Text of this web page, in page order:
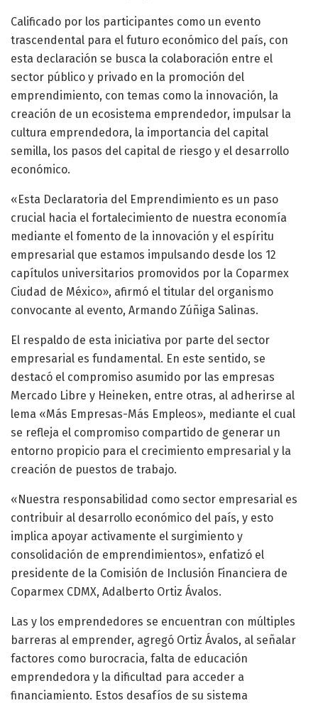
Calificado por los participantes como un evento
trascendental para el futuro económico del país, con
esta declaración se busca la colaboración entre el
sector público y privado en la promoción del
emprendimiento, con temas como la innovación, la
creación de un ecosistema emprendedor, impulsar la
cultura emprendedora, la importancia del capital
semilla, los pasos del capital de riesgo y el desarrollo
económico.
«Esta Declaratoria del Emprendimiento es un paso
crucial hacia el fortalecimiento de nuestra economía
mediante el fomento de la innovación y el espíritu
empresarial que estamos impulsando desde los 12
capítulos universitarios promovidos por la Coparmex
Ciudad de México», afirmó el titular del organismo
convocante al evento, Armando Zúñiga Salinas.
El respaldo de esta iniciativa por parte del sector
empresarial es fundamental. En este sentido, se
destacó el compromiso asumido por las empresas
Mercado Libre y Heineken, entre otras, al adherirse al
lema «Más Empresas-Más Empleos», mediante el cual
se refleja el compromiso compartido de generar un
entorno propicio para el crecimiento empresarial y la
creación de puestos de trabajo.
«Nuestra responsabilidad como sector empresarial es
contribuir al desarrollo económico del país, y esto
implica apoyar activamente el surgimiento y
consolidación de emprendimientos», enfatizó el
presidente de la Comisión de Inclusión Financiera de
Coparmex CDMX, Adalberto Ortiz Ávalos.
Las y los emprendedores se encuentran con múltiples
barreras al emprender, agregó Ortiz Ávalos, al señalar
factores como burocracia, falta de educación
emprendedora y la dificultad para acceder a
financiamiento. Estos desafíos de su sistema